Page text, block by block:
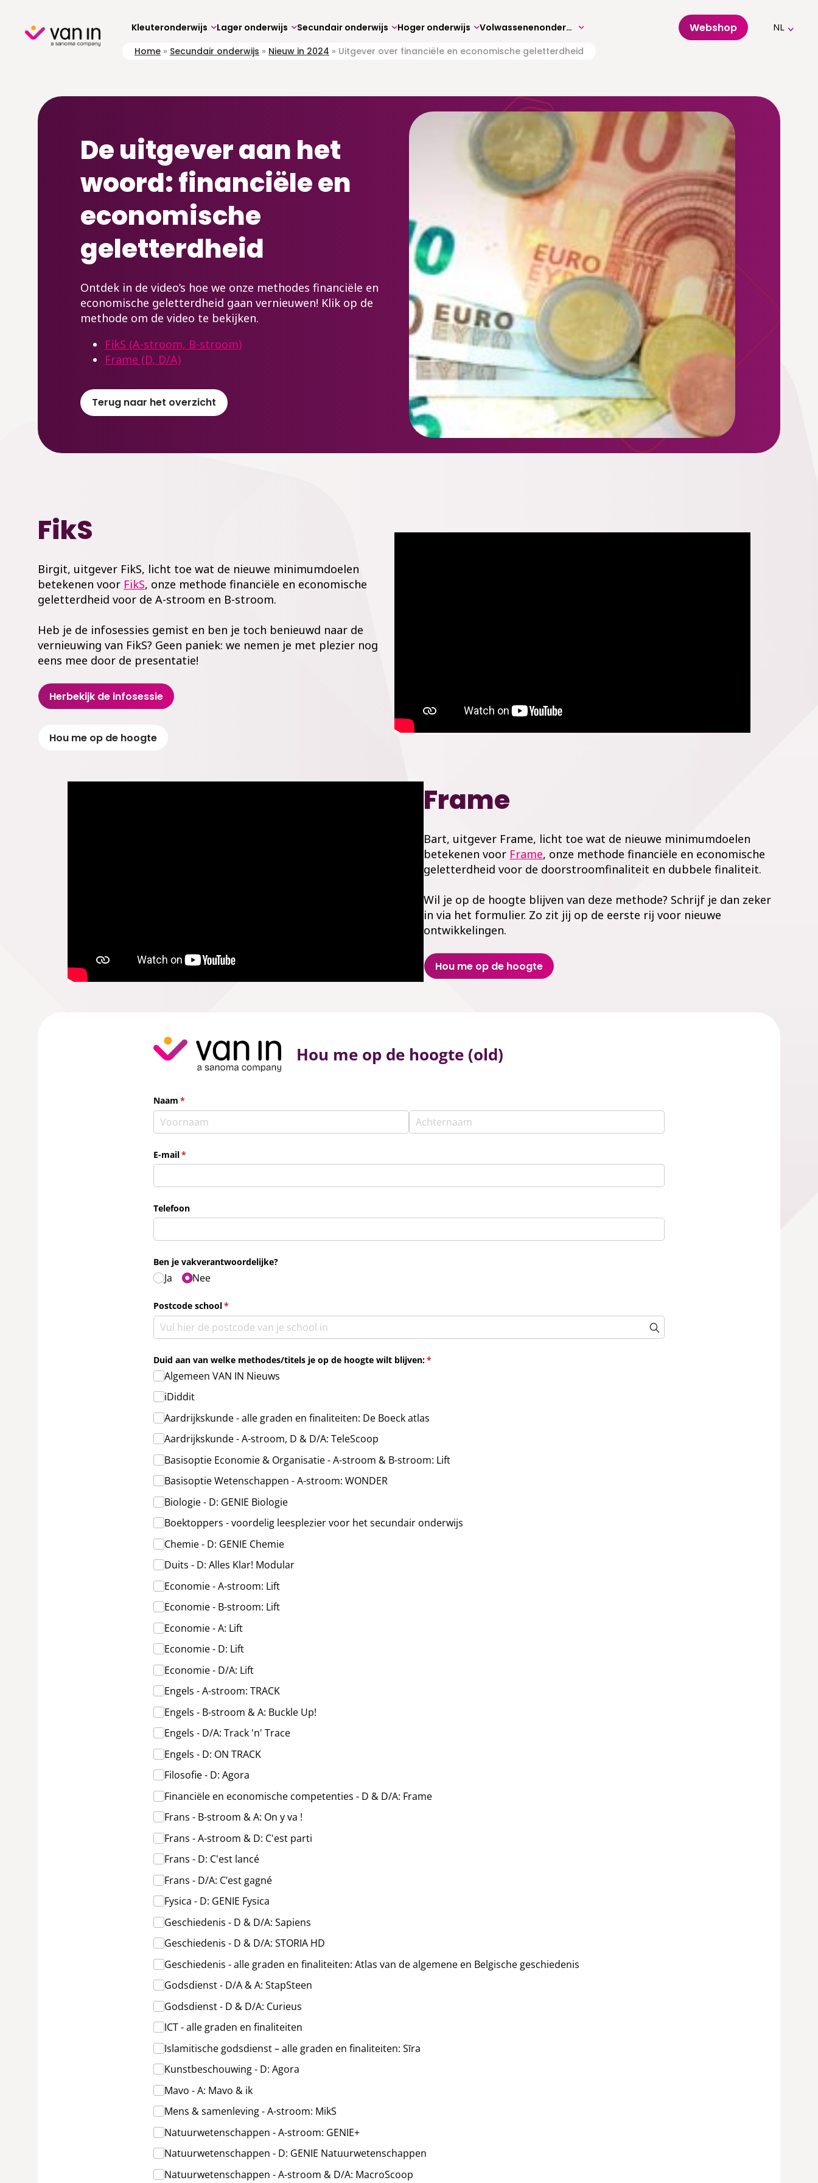
content Kleuteronderwijs Lager onderwijs Secundair onderwijs Hoger onderwijs Volwassenenonderwijs Webshop NL
Home » Secundair onderwijs » Nieuw in 2024 » Uitgever over financiële en economische geletterdheid
De uitgever aan het
woord: financiële en
economische
geletterdheid
Ontdek in de video’s hoe we onze methodes financiële en
economische geletterdheid gaan vernieuwen! Klik op de
methode om de video te bekijken.
FikS (A-stroom, B-stroom)
Frame (D, D/A)
Terug naar het overzicht
FikS
Birgit, uitgever FikS, licht toe wat de nieuwe minimumdoelen
betekenen voor FikS, onze methode financiële en economische
geletterdheid voor de A-stroom en B-stroom.
Heb je de infosessies gemist en ben je toch benieuwd naar de
vernieuwing van FikS? Geen paniek: we nemen je met plezier nog
eens mee door de presentatie!
Herbekijk de infosessie
Hou me op de hoogte
Frame
Bart, uitgever Frame, licht toe wat de nieuwe minimumdoelen
betekenen voor Frame, onze methode financiële en economische
geletterdheid voor de doorstroomfinaliteit en dubbele finaliteit.
Wil je op de hoogte blijven van deze methode? Schrijf je dan zeker
in via het formulier. Zo zit jij op de eerste rij voor nieuwe
ontwikkelingen.
Hou me op de hoogte